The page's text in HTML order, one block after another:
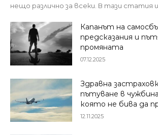
нещо различно за всеки. В тази статия
Капанът на
предсказания и
промяната
07.12.2025
Здравна
пътуване в
която не бива да
12.11.2025